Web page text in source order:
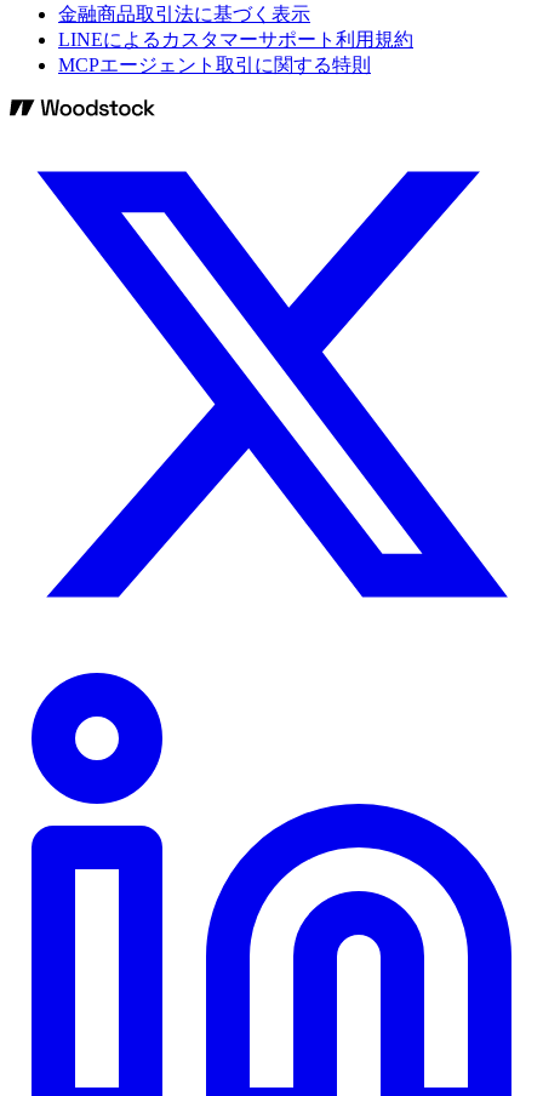
金融商品取引法に基づく表示
LINEによるカスタマーサポート利用規約
MCPエージェント取引に関する特則